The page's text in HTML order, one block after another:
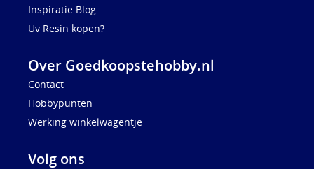
Inspiratie Blog
Uv Resin kopen?
Over Goedkoopstehobby.nl
Contact
Hobbypunten
Werking winkelwagentje
Volg ons